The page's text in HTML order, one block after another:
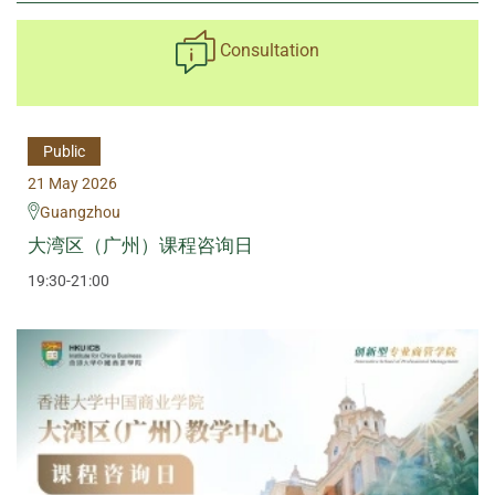
Consultation
Public
21 May 2026
Guangzhou
大湾区（广州）课程咨询日
19:30-21:00